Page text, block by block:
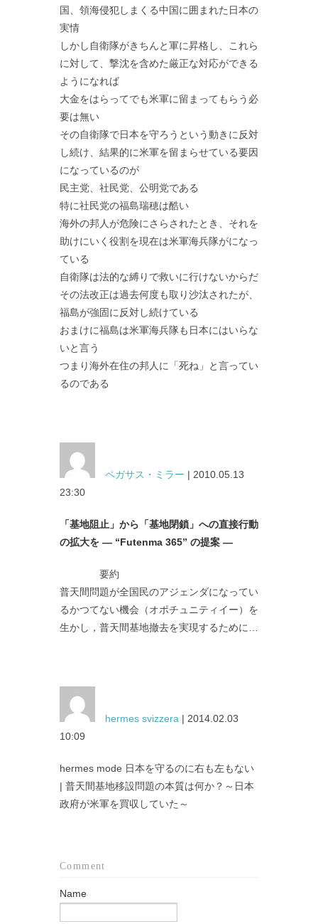
国、領海侵犯しまくる中国に囲まれた日本の
実情
しかし自衛隊がきちんと軍に昇格し、これら
に対して、撃沈を含めた厳正な対応ができる
ようになれば
大金をはらってでも米軍に留まってもらう必
要は無い
その自衛隊で日本を守ろうという動きに反対
し続け、結果的に米軍を留まらせている要因
になっているのが
民主党、社民党、公明党である
特に社民党の福島瑞穂は酷い
海外の邦人が危険にさらされたとき、それを
助けにいく役割を現在は米軍海兵隊がになっ
ている
自衛隊は法的な縛りで救いに行けないからだ
その法改正は過去何度も取り沙汰されたが、
福島が強固に反対し続けている
おまけに福島は米軍海兵隊も日本にはいらな
いと言う
つまり海外在住の邦人に「死ね」と言ってい
るのである
ペガサス・ミラー | 2010.05.13
23:30
「基地阻止」から「基地閉鎖」への直接行動
の拡大を ― “Futenma 365” の提案 ―
要約
普天間問題が全国民のアジェンダになってい
るかつてない機会（オポチュニティイー）を
生かし，普天間基地撤去を実現するために…
hermes svizzera | 2014.02.03
10:09
hermes mode 日本を守るのに右も左もない
| 普天間基地移設問題の本質は何か？～日本
政府が米軍を買収していた～
Comment
Name